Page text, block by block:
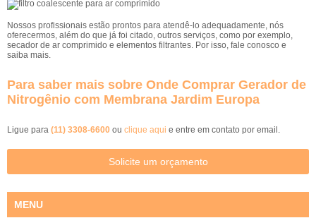
Nossos profissionais estão prontos para atendê-lo adequadamente, nós
oferecermos, além do que já foi citado, outros serviços, como por exemplo,
secador de ar comprimido e elementos filtrantes. Por isso, fale conosco e
saiba mais.
Para saber mais sobre Onde Comprar Gerador de
Nitrogênio com Membrana Jardim Europa
Ligue para (11) 3308-6600 ou clique aqui e entre em contato por email.
Solicite um orçamento
MENU